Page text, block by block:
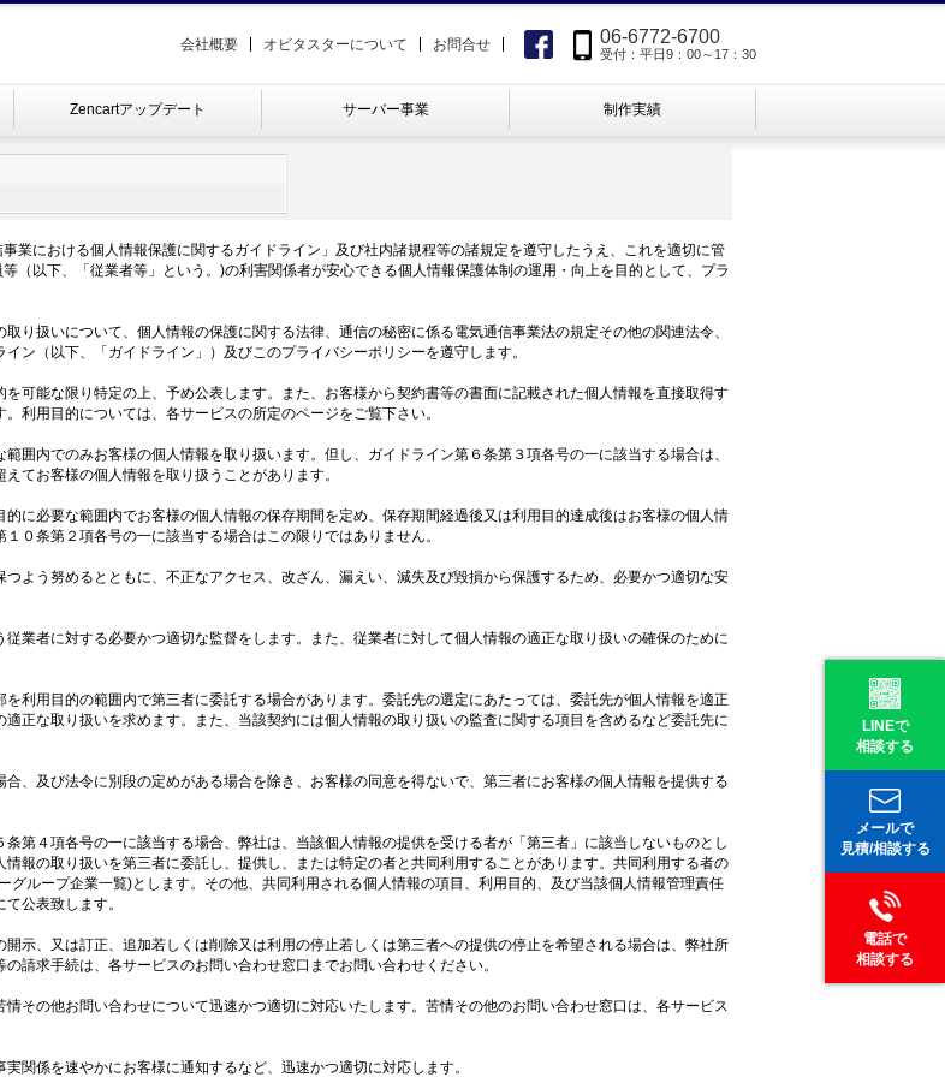
会社概要 オビタスターについて お問合せ 06-6772-6700
受付：平日9：00～17：30
Zencartアップデート サーバー事業 制作実績
LINEで
相談する
メールで
見積/相談する
電話で
相談する
業における個人情報保護に関するガイドライン」及び社内諸規程等の諸規定を遵守したうえ、これを適切に管
（以下、「従業者等」という。)の利害関係者が安心できる個人情報保護体制の運用・向上を目的として、プラ
り扱いについて、個人情報の保護に関する法律、通信の秘密に係る電気通信事業法の規定その他の関連法令、
ン（以下、「ガイドライン」）及びこのプライバシーポリシーを遵守します。
可能な限り特定の上、予め公表します。また、お客様から契約書等の書面に記載された個人情報を直接取得す
利用目的については、各サービスの所定のページをご覧下さい。
囲内でのみお客様の個人情報を取り扱います。但し、ガイドライン第６条第３項各号の一に該当する場合は、
てお客様の個人情報を取り扱うことがあります。
に必要な範囲内でお客様の個人情報の保存期間を定め、保存期間経過後又は利用目的達成後はお客様の個人情
０条第２項各号の一に該当する場合はこの限りではありません。
よう努めるとともに、不正なアクセス、改ざん、漏えい、減失及び毀損から保護するため、必要かつ適切な安
業者に対する必要かつ適切な監督をします。また、従業者に対して個人情報の適正な取り扱いの確保のために
利用目的の範囲内で第三者に委託する場合があります。委託先の選定にあたっては、委託先が個人情報を適正
正な取り扱いを求めます。また、当該契約には個人情報の取り扱いの監査に関する項目を含めるなど委託先に
、及び法令に別段の定めがある場合を除き、お客様の同意を得ないで、第三者にお客様の個人情報を提供する
第４項各号の一に該当する場合、弊社は、当該個人情報の提供を受ける者が「第三者」に該当しないものとし
報の取り扱いを第三者に委託し、提供し、または特定の者と共同利用することがあります。共同利用する者の
グループ企業一覧)とします。その他、共同利用される個人情報の項目、利用目的、及び当該個人情報管理責任
公表致します。
示、又は訂正、追加若しくは削除又は利用の停止若しくは第三者への提供の停止を希望される場合は、弊社所
請求手続は、各サービスのお問い合わせ窓口までお問い合わせください。
その他お問い合わせについて迅速かつ適切に対応いたします。苦情その他のお問い合わせ窓口は、各サービス
関係を速やかにお客様に通知するなど、迅速かつ適切に対応します。